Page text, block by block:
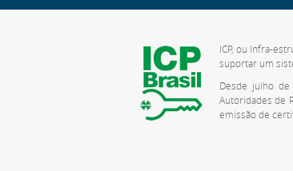
ICP, ou Infra-
suportar um
Desde julho
Autoridades de
emissão de